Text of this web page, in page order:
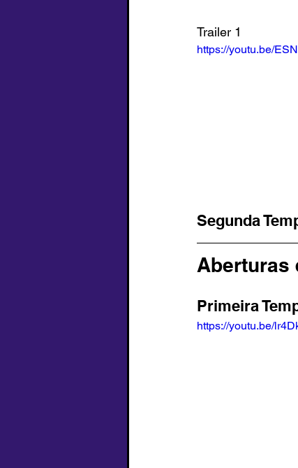
Trailer 1
https://youtu.be/
Segunda
Aberturas
Primeira
https://youtu.be/